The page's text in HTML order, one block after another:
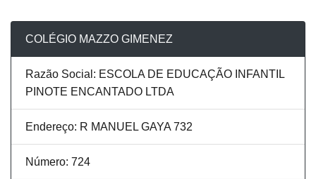
COLÉGIO MAZZO GIMENEZ
Razão Social: ESCOLA DE EDUCAÇÃO INFANTIL
PINOTE ENCANTADO LTDA
Endereço: R MANUEL GAYA 732
Número: 724